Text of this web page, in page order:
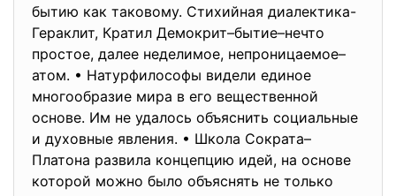
бытию как таковому. Стихийная диалектика-
Гераклит, Кратил Демокрит–бытие–нечто
простое, далее неделимое, непроницаемое–
атом. • Натурфилософы видели единое
многообразие мира в его вещественной
основе. Им не удалось объяснить социальные
и духовные явления. • Школа Сократа–
Платона развила концепцию идей, на основе
которой можно было объяснять не только